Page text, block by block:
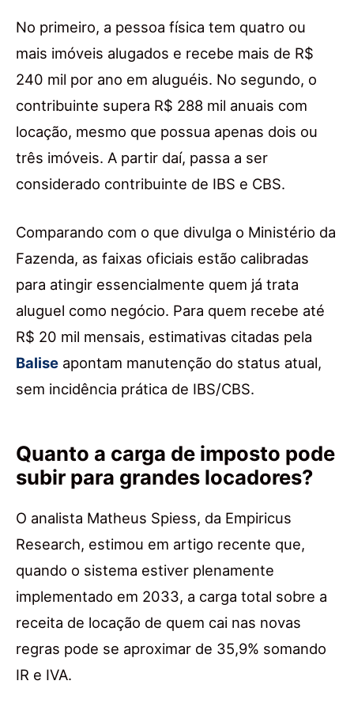
No primeiro, a pessoa física tem quatro ou
mais imóveis alugados e recebe mais de R$
240 mil por ano em aluguéis. No segundo, o
contribuinte supera R$ 288 mil anuais com
locação, mesmo que possua apenas dois ou
três imóveis. A partir daí, passa a ser
considerado contribuinte de IBS e CBS.
Comparando com o que divulga o Ministério da
Fazenda, as faixas oficiais estão calibradas
para atingir essencialmente quem já trata
aluguel como negócio. Para quem recebe até
R$ 20 mil mensais, estimativas citadas pela
Balise apontam manutenção do status atual,
sem incidência prática de IBS/CBS.
Quanto a carga de imposto pode
subir para grandes locadores?
O analista Matheus Spiess, da Empiricus
Research, estimou em artigo recente que,
quando o sistema estiver plenamente
implementado em 2033, a carga total sobre a
receita de locação de quem cai nas novas
regras pode se aproximar de 35,9% somando
IR e IVA.